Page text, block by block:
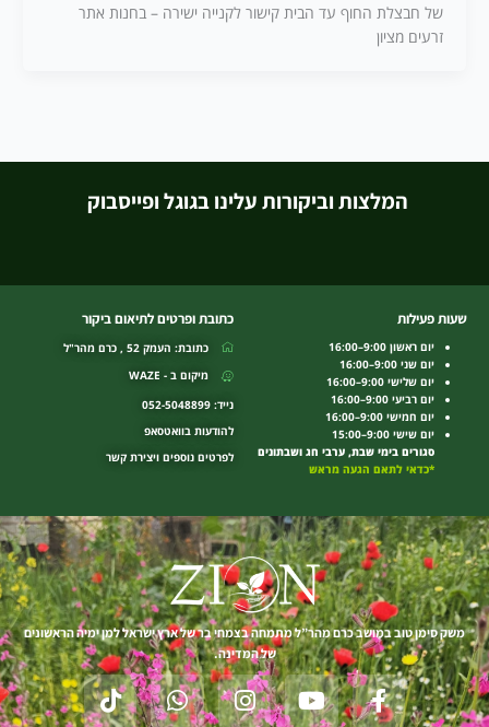
של חבצלת החוף עד הבית קישור לקנייה ישירה – בחנות אתר
זרעים מציון
המלצות וביקורות עלינו בגוגל ופייסבוק
שעות פעילות
יום ראשון 9:00–16:00
יום שני 9:00–16:00
יום שלישי 9:00–16:00
יום רביעי 9:00–16:00
יום חמישי 9:00–16:00
יום שישי 9:00–15:00
סגורים בימי שבת, ערבי חג ושבתונים
*כדאי לתאם הגעה מראש
כתובת ופרטים לתיאום ביקור
כתובת: העמק 52 , כרם מהר"ל
מיקום ב - WAZE
נייד: 052-5048899
להודעות בוואטסאפ
לפרטים נוספים ויצירת קשר
משק סימן טוב במושב כרם מהר”ל מתמחה בצמחי בר של ארץ ישראל למן ימיה הראשונים
של המדינה.
F
Y
I
W
T